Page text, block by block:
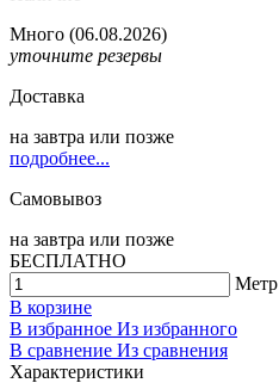
Много (06.08.2026)
уточните резервы
Доставка
на завтра или позже
подробнее...
Самовывоз
на завтра или позже
БЕСПЛАТНО
Метр
В корзине
В избранное Из избранного
В сравнение Из сравнения
Характеристики